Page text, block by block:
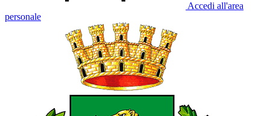
Accedi all'area
personale